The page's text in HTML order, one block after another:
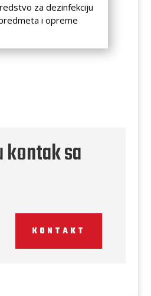
za dezinfekciju
i opreme
kontak sa
KONTAKT